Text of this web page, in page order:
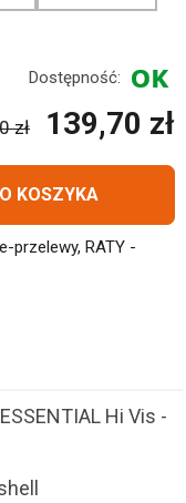
Dostępność:
zł 139,70 zł
KOSZYKA
przelewy, RATY -
Hi Vis -